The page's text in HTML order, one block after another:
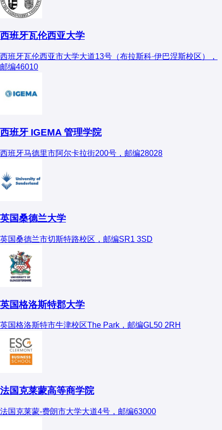
西班牙瓦伦西亚大学
西班牙瓦伦西亚市大学大道13号（布拉斯科·伊巴涅斯校区），
邮编46010
西班牙 IGEMA 管理学院
西班牙马德里市阿尔卡拉街200号，邮编28028
英国桑德兰大学
英国桑德兰市切斯特路校区，邮编SR1 3SD
英国格洛斯特郡大学
英国格洛斯特市牛津校区The Park，邮编GL50 2RH
法国克莱蒙高等商学院
法国克莱蒙-费朗市大学大道4号，邮编63000